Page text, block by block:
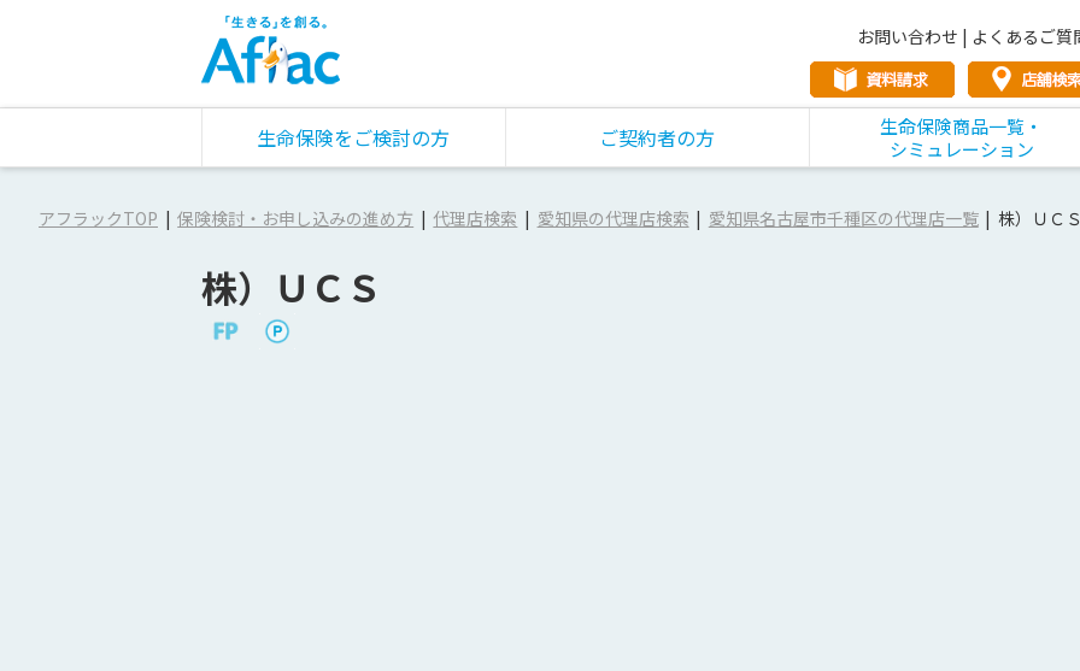
お問い合わせ | よくあるご質
生命保険をご検討の方 ご契約者の方
生命保険商品一覧・
シミュレーション
アフラックTOP 保険検討・お申し込みの進め方 代理店検索 愛知県の代理店検索 愛知県名古屋市千種区の代理店一覧 株）ＵＣＳ
株）ＵＣＳ